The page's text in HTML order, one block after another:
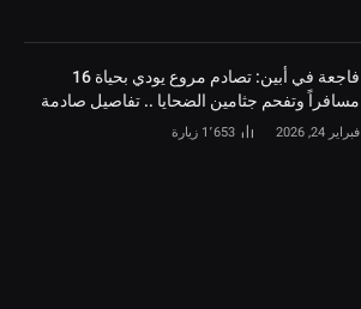
فاجعة في أبين: تصادم مروع يودي بحياة 16
مسافراً وتفحم جثامين الضحايا .. تفاصيل صادمة
فبراير 24, 2026 1٬653 زيارة